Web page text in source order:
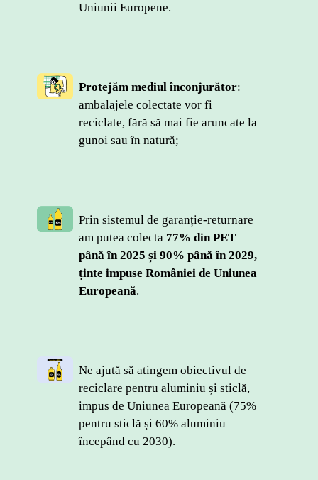
Uniunii Europene.
Protejăm mediul înconjurător:
ambalajele colectate vor fi
reciclate, fără să mai fie aruncate la
gunoi sau în natură;
Prin sistemul de garanție-returnare
am putea colecta 77% din PET
până în 2025 și 90% până în 2029,
ținte impuse României de Uniunea
Europeană.
Ne ajută să atingem obiectivul de
reciclare pentru aluminiu și sticlă,
impus de Uniunea Europeană (75%
pentru sticlă și 60% aluminiu
începând cu 2030).